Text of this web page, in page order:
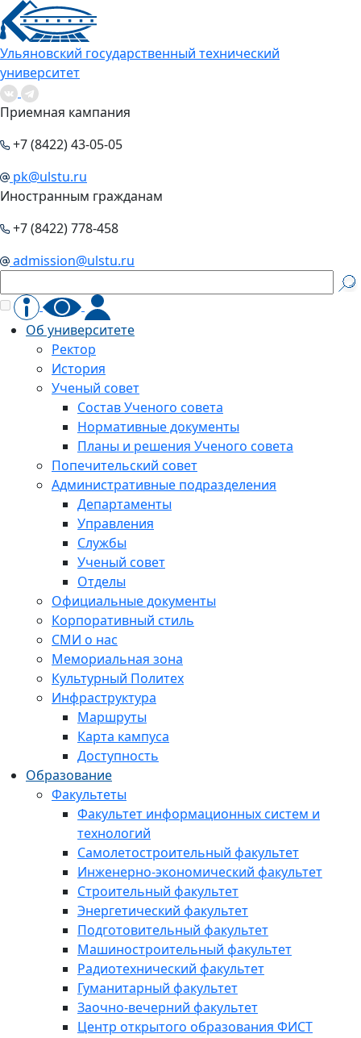
Ульяновский государственный технический
университет
Приемная кампания
+7 (8422) 43-05-05
pk@ulstu.ru
Иностранным гражданам
+7 (8422) 778-458
admission@ulstu.ru
Об университете
Ректор
История
Ученый совет
Состав Ученого совета
Нормативные документы
Планы и решения Ученого совета
Попечительский совет
Административные подразделения
Департаменты
Управления
Службы
Ученый совет
Отделы
Официальные документы
Корпоративный стиль
СМИ о нас
Мемориальная зона
Культурный Политех
Инфраструктура
Маршруты
Карта кампуса
Доступность
Образование
Факультеты
Факультет информационных систем и
технологий
Самолетостроительный факультет
Инженерно-экономический факультет
Строительный факультет
Энергетический факультет
Подготовительный факультет
Машиностроительный факультет
Радиотехнический факультет
Гуманитарный факультет
Заочно-вечерний факультет
Центр открытого образования ФИСТ